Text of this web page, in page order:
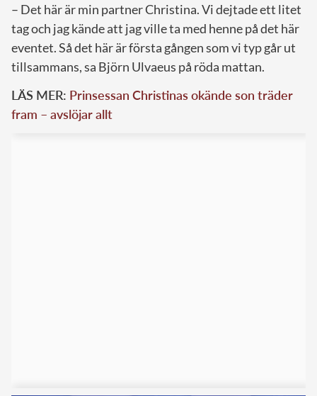
– Det här är min partner Christina. Vi dejtade ett litet
tag och jag kände att jag ville ta med henne på det här
eventet. Så det här är första gången som vi typ går ut
tillsammans, sa Björn Ulvaeus på röda mattan.
LÄS MER: Prinsessan Christinas okände son träder
fram – avslöjar allt